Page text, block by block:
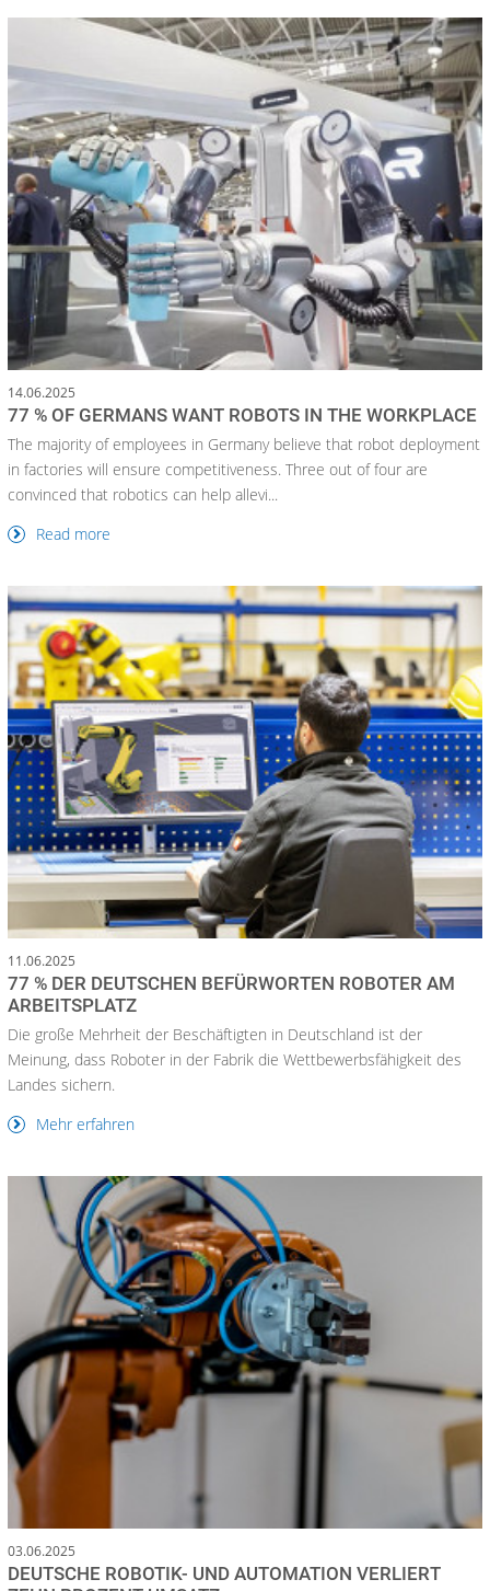
14.06.2025
77 % OF GERMANS WANT ROBOTS IN THE WORKPLACE
The majority of employees in Germany believe that robot deployment
in factories will ensure competitiveness. Three out of four are
convinced that robotics can help allevi...
Read more
11.06.2025
77 % DER DEUTSCHEN BEFÜRWORTEN ROBOTER AM
ARBEITSPLATZ
Die große Mehrheit der Beschäftigten in Deutschland ist der
Meinung, dass Roboter in der Fabrik die Wettbewerbsfähigkeit des
Landes sichern.
Mehr erfahren
03.06.2025
DEUTSCHE ROBOTIK- UND AUTOMATION VERLIERT